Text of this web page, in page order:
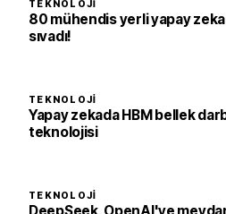
TEKNOLOJI
80 mühendis yerli yapay
sıvadı!
TEKNOLOJI
Yapay zekada HBM bellek
teknolojisi
TEKNOLOJI